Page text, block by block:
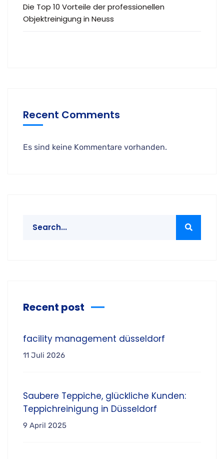
Die Top 10 Vorteile der professionellen
Objektreinigung in Neuss
Recent Comments
Es sind keine Kommentare vorhanden.
Recent post
facility management düsseldorf
11 Juli 2026
Saubere Teppiche, glückliche Kunden:
Teppichreinigung in Düsseldorf
9 April 2025